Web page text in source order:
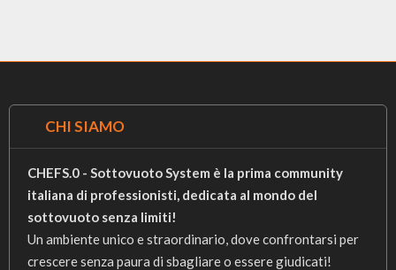
CHI SIAMO
CHEFS.0 - Sottovuoto System è la prima community
italiana di professionisti, dedicata al mondo del
sottovuoto senza limiti!
Un ambiente unico e straordinario, dove confrontarsi per
crescere senza paura di sbagliare o essere giudicati!